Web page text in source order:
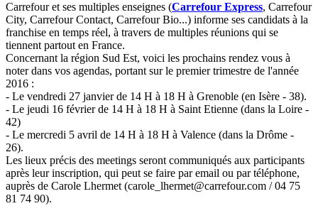
Carrefour et ses multiples enseignes (Carrefour Express, Carrefour
City, Carrefour Contact, Carrefour Bio...) informe ses candidats à la
franchise en temps réel, à travers de multiples réunions qui se
tiennent partout en France.
Concernant la région Sud Est, voici les prochains rendez vous à
noter dans vos agendas, portant sur le premier trimestre de l'année
2016 :
- Le vendredi 27 janvier de 14 H à 18 H à Grenoble (en Isère - 38).
- Le jeudi 16 février de 14 H à 18 H à Saint Etienne (dans la Loire -
42)
- Le mercredi 5 avril de 14 H à 18 H à Valence (dans la Drôme -
26).
Les lieux précis des meetings seront communiqués aux participants
après leur inscription, qui peut se faire par email ou par téléphone,
auprès de Carole Lhermet (carole_lhermet@carrefour.com / 04 75
81 74 90).